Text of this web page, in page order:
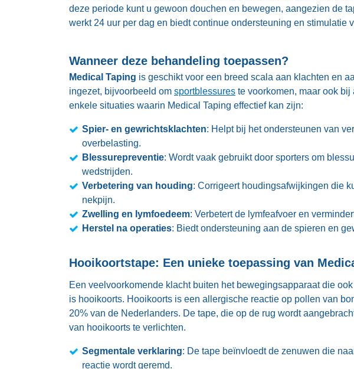
deze periode kunt u gewoon douchen en bewegen, aangezien de
werkt 24 uur per dag en biedt continue ondersteuning en stimulatie
Wanneer deze behandeling toepassen?
Medical Taping is geschikt voor een breed scala aan klachten en
ingezet, bijvoorbeeld om sportblessures te voorkomen, maar ook
enkele situaties waarin Medical Taping effectief kan zijn:
Spier- en gewrichtsklachten: Helpt bij het ondersteunen van
overbelasting.
Blessurepreventie: Wordt vaak gebruikt door sporters om
wedstrijden.
Verbetering van houding: Corrigeert houdingsafwijkingen die
nekpijn.
Zwelling en lymfoedeem: Verbetert de lymfeafvoer en
Herstel na operaties: Biedt ondersteuning aan de spieren en
Hooikoortstape: Een unieke toepassing van
Een veelvoorkomende klacht buiten het bewegingsapparaat die
is hooikoorts. Hooikoorts is een allergische reactie op pollen van
20% van de Nederlanders. De tape, die op de rug wordt
van hooikoorts te verlichten.
Segmentale verklaring: De tape beïnvloedt de zenuwen die
reactie wordt geremd.